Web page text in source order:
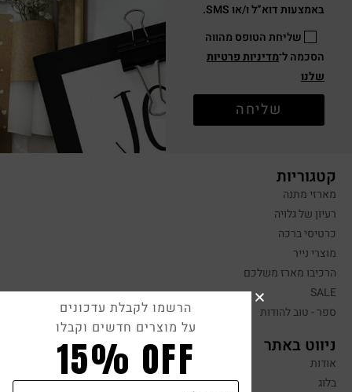
באמצעות דוא”ל ו/או SMS.
שליחת הטופס מהווה
הסכמה ל־מדיניות פרטיות
שלנו
שליחה
קטגוריות
מארזי מתנה
רעיון של גלויה
כרטיסי ברכה
מוצרי נייר
הרכיבו מארז משלכם
SALE
ספר - טוב להודות
ניווט באתר
אודות
בלוג
הרשמו לקבלת עדכונים
על מוצרים חדשים וקבלו
15% OFF